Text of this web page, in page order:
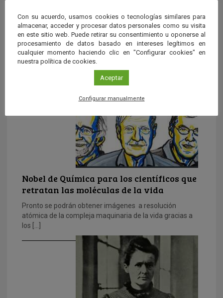
Alfred Nobel
Alfred Nobel (Estocolmo, 1833-San Remo, 1896) fue un
químico, ingeniero, inventor y fabricante de armas sueco,
famoso por […]
Nobel de Química para los científicos que
retratan las moléculas de la vida
Pronto se podrán obtener imágenes a resolución
atómica de la compleja maquinaria de la vida gracias a
los […]
Con su acuerdo, usamos cookies o tecnologías similares para
almacenar, acceder y procesar datos personales como su visita
en este sitio web. Puede retirar su consentimiento u oponerse al
procesamiento de datos basado en intereses legítimos en
cualquier momento haciendo clic en "Configurar cookies" en
nuestra política de cookies.
Aceptar
Configurar manualmente